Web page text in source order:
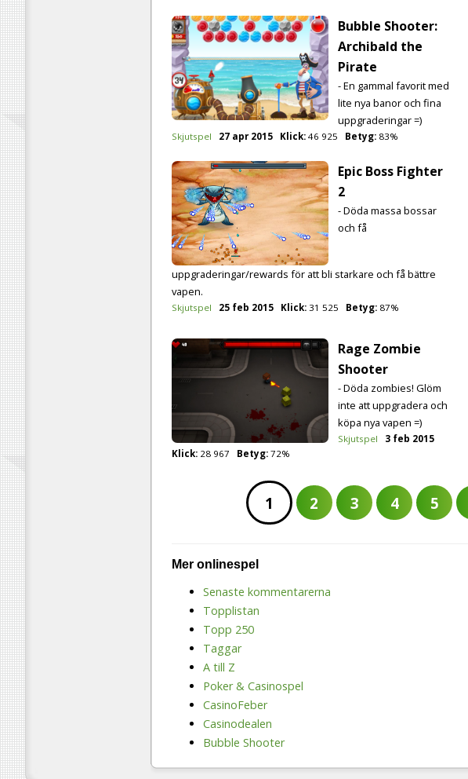
Bubble Shooter:
Archibald the
Pirate
- En gammal favorit med
lite nya banor och fina
uppgraderingar =)
Skjutspel 27 apr 2015 Klick: 46 925 Betyg: 83%
Epic Boss Fighter
2
- Döda massa bossar
och få
uppgraderingar/rewards för att bli starkare och få bättre
vapen.
Skjutspel 25 feb 2015 Klick: 31 525 Betyg: 87%
Rage Zombie
Shooter
- Döda zombies! Glöm
inte att uppgradera och
köpa nya vapen =)
Skjutspel
3 feb 2015
Klick: 28 967 Betyg: 72%
1 2 3 4 5
Mer onlinespel
Senaste kommentarerna
Topplistan
Topp 250
Taggar
A till Z
Poker & Casinospel
CasinoFeber
Casinodealen
Bubble Shooter